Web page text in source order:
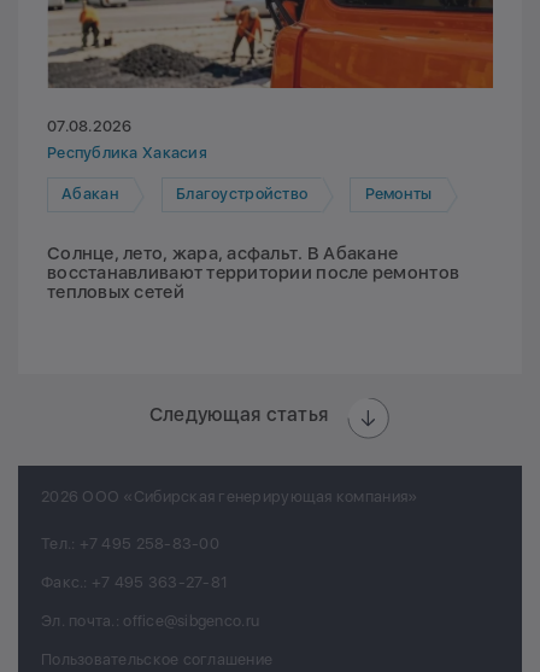
07.08.2026
Республика Хакасия
Абакан Благоустройство Ремонты
Солнце, лето, жара, асфальт. В Абакане
восстанавливают территории после ремонтов
тепловых сетей
Следующая статья
2026 ООО «Сибирская генерирующая компания»
Тел.: +7 495 258-83-00
Факс.: +7 495 363-27-81
Эл. почта.: office@sibgenco.ru
Пользовательское соглашение